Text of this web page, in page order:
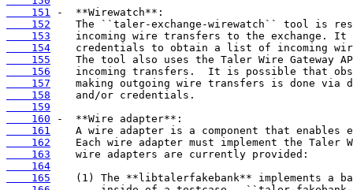
    151
    152
    153
    154
    155
    156
    157
    158
    159
    160
    161
    162
    163
    164
    165